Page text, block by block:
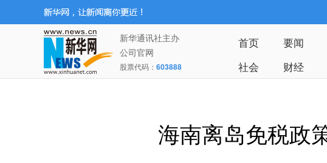
新华通讯社主办
公司官网
股票代码： 603888
首页 要闻
社会
财经
海南离岛免税政